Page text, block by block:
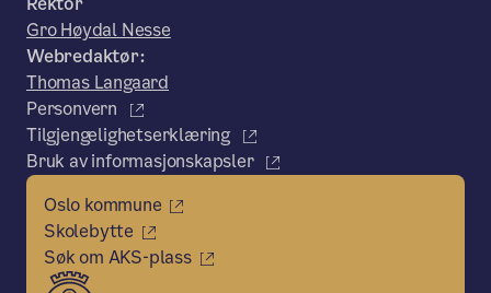
Gro Høydal Nesse
Webredaktør:
Thomas Langaard
Personvern
Tilgjengelighetserklæring
Bruk av informasjonskapsler
Oslo kommune
Skolebytte
Søk om AKS-plass